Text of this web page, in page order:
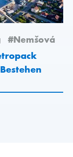
#Nemšová